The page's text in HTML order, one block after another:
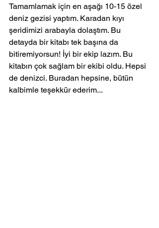
Tamamlamak için en aşağı 10-15 özel
deniz gezisi yaptım. Karadan kıyı
şeridimizi arabayla dolaştım. Bu
detayda bir kitabı tek başına da
bitiremiyorsun! İyi bir ekip lazım. Bu
kitabın çok sağlam bir ekibi oldu. Hepsi
de denizci. Buradan hepsine, bütün
kalbimle teşekkür ederim...